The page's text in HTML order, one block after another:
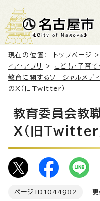
現在の位置： トップページ
ィア・アプリ
> こども・子育
教育に関するソーシャルメデ
のX（旧Twitter）
教育委員会教
X（旧Twitter
ページID 1044982 更